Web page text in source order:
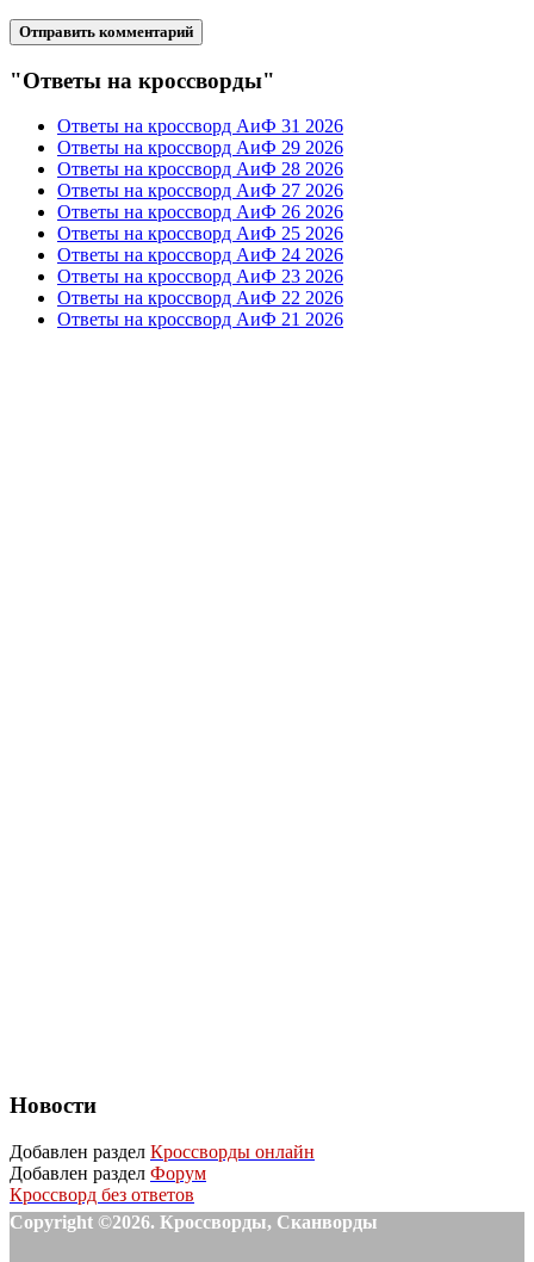
"Ответы на кроссворды"
Ответы на кроссворд АиФ 31 2026
Ответы на кроссворд АиФ 29 2026
Ответы на кроссворд АиФ 28 2026
Ответы на кроссворд АиФ 27 2026
Ответы на кроссворд АиФ 26 2026
Ответы на кроссворд АиФ 25 2026
Ответы на кроссворд АиФ 24 2026
Ответы на кроссворд АиФ 23 2026
Ответы на кроссворд АиФ 22 2026
Ответы на кроссворд АиФ 21 2026
Новости
Добавлен раздел Кроссворды онлайн
Добавлен раздел Форум
Кроссворд без ответов
Copyright ©2026. Кроссворды, Сканворды